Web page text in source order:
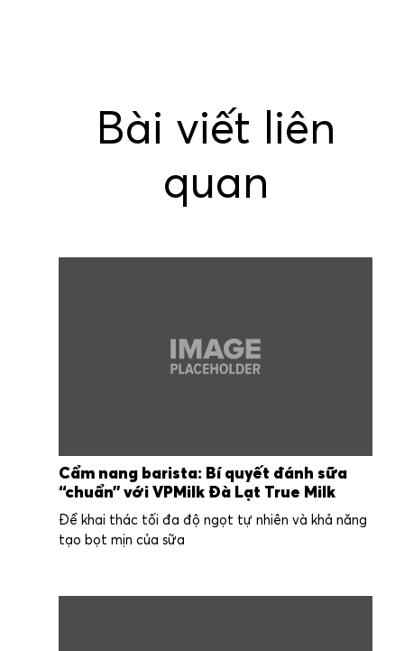
Bài viết liên
quan
Cẩm nang barista: Bí quyết đánh sữa
“chuẩn” với VPMilk Đà Lạt True Milk
Để khai thác tối đa độ ngọt tự nhiên và khả năng
tạo bọt mịn của sữa